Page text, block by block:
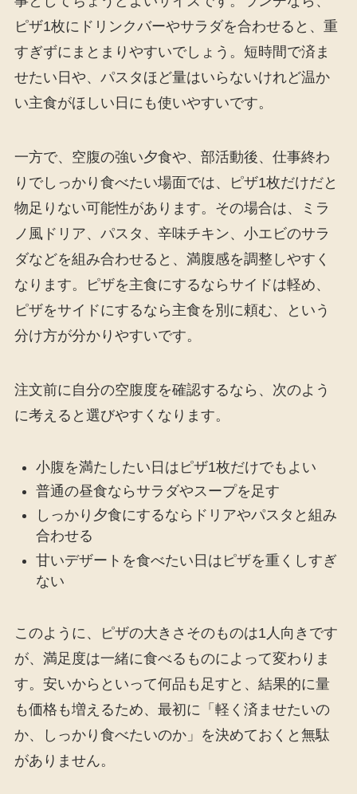
ピザ1枚にドリンクバーやサラダを合わせると、重
すぎずにまとまりやすいでしょう。短時間で済ま
せたい日や、パスタほど量はいらないけれど温か
い主食がほしい日にも使いやすいです。
一方で、空腹の強い夕食や、部活動後、仕事終わ
りでしっかり食べたい場面では、ピザ1枚だけだと
物足りない可能性があります。その場合は、ミラ
ノ風ドリア、パスタ、辛味チキン、小エビのサラ
ダなどを組み合わせると、満腹感を調整しやすく
なります。ピザを主食にするならサイドは軽め、
ピザをサイドにするなら主食を別に頼む、という
分け方が分かりやすいです。
注文前に自分の空腹度を確認するなら、次のよう
に考えると選びやすくなります。
小腹を満たしたい日はピザ1枚だけでもよい
普通の昼食ならサラダやスープを足す
しっかり夕食にするならドリアやパスタと組み
合わせる
甘いデザートを食べたい日はピザを重くしすぎ
ない
このように、ピザの大きさそのものは1人向きです
が、満足度は一緒に食べるものによって変わりま
す。安いからといって何品も足すと、結果的に量
も価格も増えるため、最初に「軽く済ませたいの
か、しっかり食べたいのか」を決めておくと無駄
がありません。